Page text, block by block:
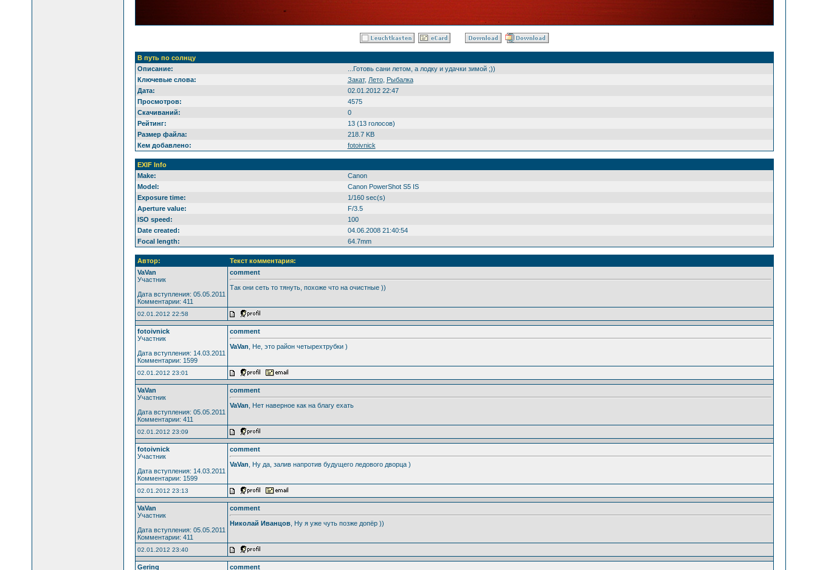
В путь по солнцу
Описание:
...Готовь сани летом, а лодку и удачки зимой ;))
Ключевые слова:
Закат, Лето, Рыбалка
Дата:
02.01.2012 22:47
Просмотров:
4575
Скачиваний:
0
Рейтинг:
13 (13 голосов)
Размер файла:
218.7 KB
Кем добавлено:
fotoivnick
EXIF Info
Make:
Canon
Model:
Canon PowerShot S5 IS
Exposure time:
1/160 sec(s)
Aperture value:
F/3.5
ISO speed:
100
Date created:
04.06.2008 21:40:54
Focal length:
64.7mm
Автор:
Текст комментария:
VaVan
Участник
Дата вступления: 05.05.2011
Комментарии: 411
comment
Так они сеть то тянуть, похоже что на очистные ))
02.01.2012 22:58
fotoivnick
Участник
Дата вступления: 14.03.2011
Комментарии: 1599
comment
VaVan , Не, это район четырехтрубки )
02.01.2012 23:01
VaVan
Участник
Дата вступления: 05.05.2011
Комментарии: 411
comment
VaVan , Нет наверное как на благу ехать
02.01.2012 23:09
fotoivnick
Участник
Дата вступления: 14.03.2011
Комментарии: 1599
comment
VaVan , Ну да, залив напротив будущего ледового дворца )
02.01.2012 23:13
VaVan
Участник
Дата вступления: 05.05.2011
Комментарии: 411
comment
Николай Иванцов, Ну я уже чуть позже допёр ))
02.01.2012 23:40
Gering comment